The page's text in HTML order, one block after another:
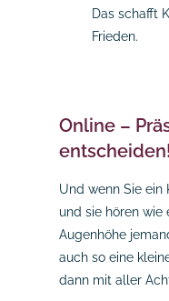
Das schafft
Frieden.
Online –
entscheiden!
Und wenn Sie
und sie hören
Augenhöhe
auch so eine
dann mit aller